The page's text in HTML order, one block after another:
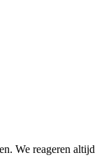
We reageren